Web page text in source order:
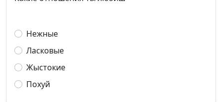
Нежные
Ласковые
Жыстокие
Похуй